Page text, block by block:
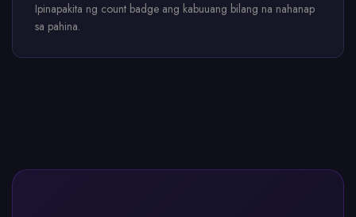
Ipinapakita ng count badge ang kabuuang bilang na nahanap
sa pahina.